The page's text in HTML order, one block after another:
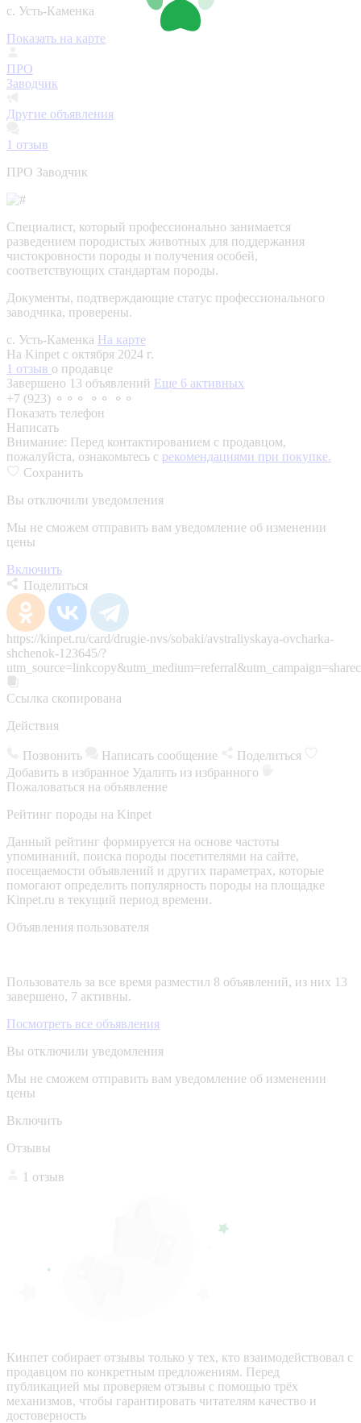
с. Усть-Каменка
Показать на карте
ПРО
Заводчик
Другие объявления
1 отзыв
ПРО Заводчик
Специалист, который профессионально занимается
разведением породистых животных для поддержания
чистокровности породы и получения особей,
соответствующих стандартам породы.
Документы, подтверждающие статус профессионального
заводчика, проверены.
с. Усть-Каменка На карте
На Kinpet c октября 2024 г.
1 отзыв о продавце
Завершено 13 объявлений Еще 6 активных
+7 (923) ⚬⚬⚬ ⚬⚬ ⚬⚬
Показать телефон
Написать
Внимание: Перед контактированием с продавцом,
пожалуйста, ознакомьтесь с рекомендациями при покупке.
Сохранить
Вы отключили уведомления
Мы не сможем отправить вам уведомление об изменении
цены
Включить
Поделиться
https://kinpet.ru/card/drugie-nvs/sobaki/avstraliyskaya-ovcharka-
shchenok-123645/?
Ссылка скопирована
Действия
Позвонить Написать сообщение
Поделиться
Добавить в избранное Удалить из избранного
Пожаловаться на объявление
Рейтинг породы на Kinpet
Данный рейтинг формируется на основе частоты
упоминаний, поиска породы посетителями на сайте,
посещаемости объявлений и других параметрах, которые
помогают определить популярность породы на площадке
Kinpet.ru в текущий период времени.
Объявления пользователя
Пользователь за все время разместил 8 объявлений, из них 13
завершено, 7 активны.
Посмотреть все объявления
Вы отключили уведомления
Мы не сможем отправить вам уведомление об изменении
цены
Включить
Отзывы
1 отзыв
Кинпет собирает отзывы только у тех, кто взаимодействовал с
продавцом по конкретным предложениям. Перед
публикацией мы проверяем отзывы с помощью трёх
механизмов, чтобы гарантировать читателям качество и
достоверность